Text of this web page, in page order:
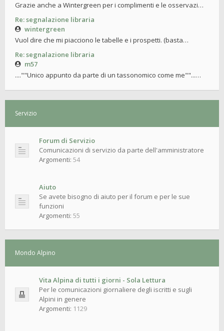
Grazie anche a Wintergreen per i complimenti e le osservazi…
Re: segnalazione libraria
wintergreen
Vuol dire che mi piacciono le tabelle e i prospetti. (basta…
Re: segnalazione libraria
m57
....""Unico appunto da parte di un tassonomico come me""...…
Servizio
Forum di Servizio
Comunicazioni di servizio da parte dell'amministratore
Argomenti: 54
Aiuto
Se avete bisogno di aiuto per il forum e per le sue
funzioni
Argomenti: 55
Mondo Alpino
Vita Alpina di tutti i giorni - Sola Lettura
Per le comunicazioni giornaliere degli iscritti e sugli
Alpini in genere
Argomenti: 1129